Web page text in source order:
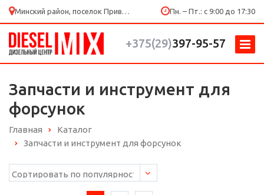
Пн. – Пт.: с 9:00 до 17:30
+375(29)397-95-57
Запчасти и инструмент для
форсунок
Главная
Каталог
Запчасти и инструмент для форсунок